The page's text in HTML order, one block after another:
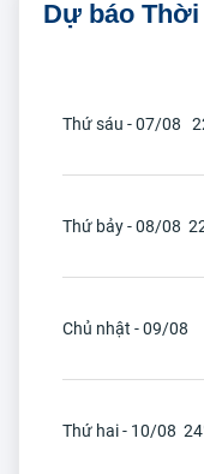
Dự báo
Thứ sáu - 07/08
Thứ bảy - 08/08
Chủ nhật - 09/08
Thứ hai - 10/08